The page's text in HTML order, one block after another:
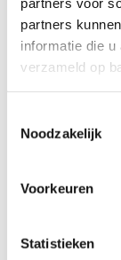
partners
informatie die
verzameld op
Noodzakelijk
Voorkeuren
Statistieken
tekstbestandje
computer wordt
en kunnen
Het
besparen. Als u
website, worden
de website later
gegevens